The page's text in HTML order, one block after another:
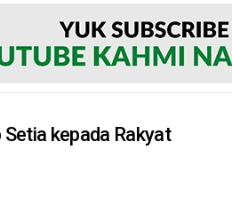
kepada Rakyat